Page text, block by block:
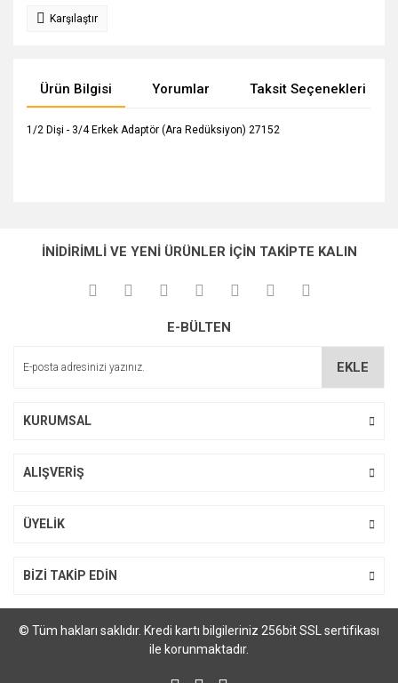
Karşılaştır
Ürün Bilgisi Yorumlar Taksit Seçenekleri
1/2 Dişi - 3/4 Erkek Adaptör (Ara Redüksiyon) 27152
Yorum Yaz
kullanarak tarafımıza iletebilirsiniz.
Görüş ve önerileriniz için teşekkür ederiz.
Ürün açıklamasında eksik bilgiler bulunuyor.
İNİDİRİMLİ VE YENİ ÜRÜNLER İÇİN TAKİPTE KALIN
E-BÜLTEN
EKLE
KURUMSAL
ALIŞVERİŞ
ÜYELİK
BİZİ TAKİP EDİN
© Tüm hakları saklıdır. Kredi kartı bilgileriniz 256bit SSL sertifikası
ile korunmaktadır.